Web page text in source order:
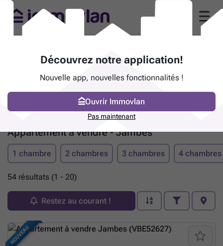
Appartement à vendre - Jambes
1 chambre 2 chambres 3 chambres 4 chambres
54 résultats (1 - 20)
Restez au courant !
NOUVEAU
Découvrez notre application!
Nouvelle app, nouvelles fonctionnalités !
Ouvrir Immovlan
Pas maintenant